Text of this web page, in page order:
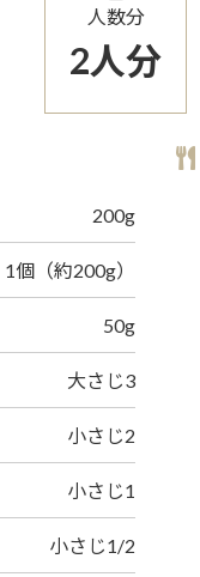
人数分
2人分
200g
1個（約200g）
50g
大さじ3
小さじ2
小さじ1
小さじ1/2